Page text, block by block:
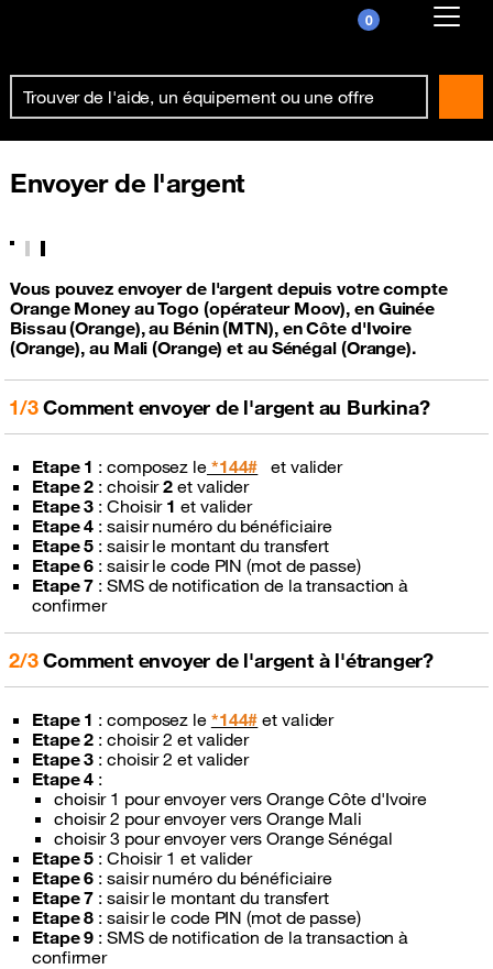
0
Already customer ?
Envoyer de l'argent
Vous pouvez envoyer de l'argent depuis votre compte
Orange Money au Togo (opérateur Moov), en Guinée
Bissau (Orange), au Bénin (MTN), en Côte d'Ivoire
(Orange), au Mali (Orange) et au Sénégal (Orange).
1/3Comment envoyer de l'argent au Burkina?
Etape 1 : composez le*144# et valider
Etape 2 : choisir2 et valider
Etape 3 : Choisir 1 et valider
Etape 4 : saisir numéro du bénéficiaire
Etape 5 : saisir le montant du transfert
Etape 6 : saisir le code PIN (mot de passe)
Etape 7 : SMS de notification de la transaction à
confirmer
2/3Comment envoyer de l'argent à l'étranger?
Etape 1 : composez le *144# et valider
Etape 2 : choisir 2 et valider
Etape 3 : choisir 2 et valider
Etape 4 :
choisir 1 pour envoyer vers Orange Côte d'Ivoire
choisir 2 pour envoyer vers Orange Mali
choisir 3 pour envoyer vers Orange Sénégal
Etape 5 : Choisir 1 et valider
Etape 6 : saisir numéro du bénéficiaire
Etape 7 : saisir le montant du transfert
Etape 8 : saisir le code PIN (mot de passe)
Etape 9 : SMS de notification de la transaction à
confirmer